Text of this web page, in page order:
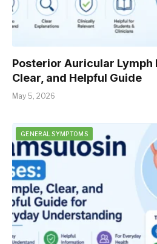
Posterior Auricular Lymph
Clear, and Helpful Guide
May 5, 2026
GENERAL SYMPTOMS